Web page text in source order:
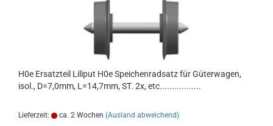
H0e Ersatzteil Liliput H0e Speichenradsatz für Güterwagen,
isol., D=7,0mm, L=14,7mm, ST. 2x, etc.................
Lieferzeit: ca. 2 Wochen (Ausland abweichend)